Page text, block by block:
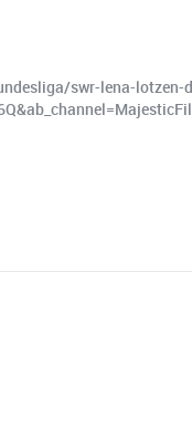
swr-lena-lotzen-